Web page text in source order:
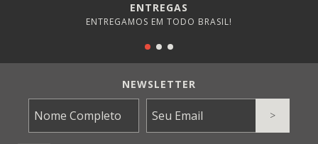
ENTREGAS
ENTREGAMOS EM TODO BRASIL!
NEWSLETTER